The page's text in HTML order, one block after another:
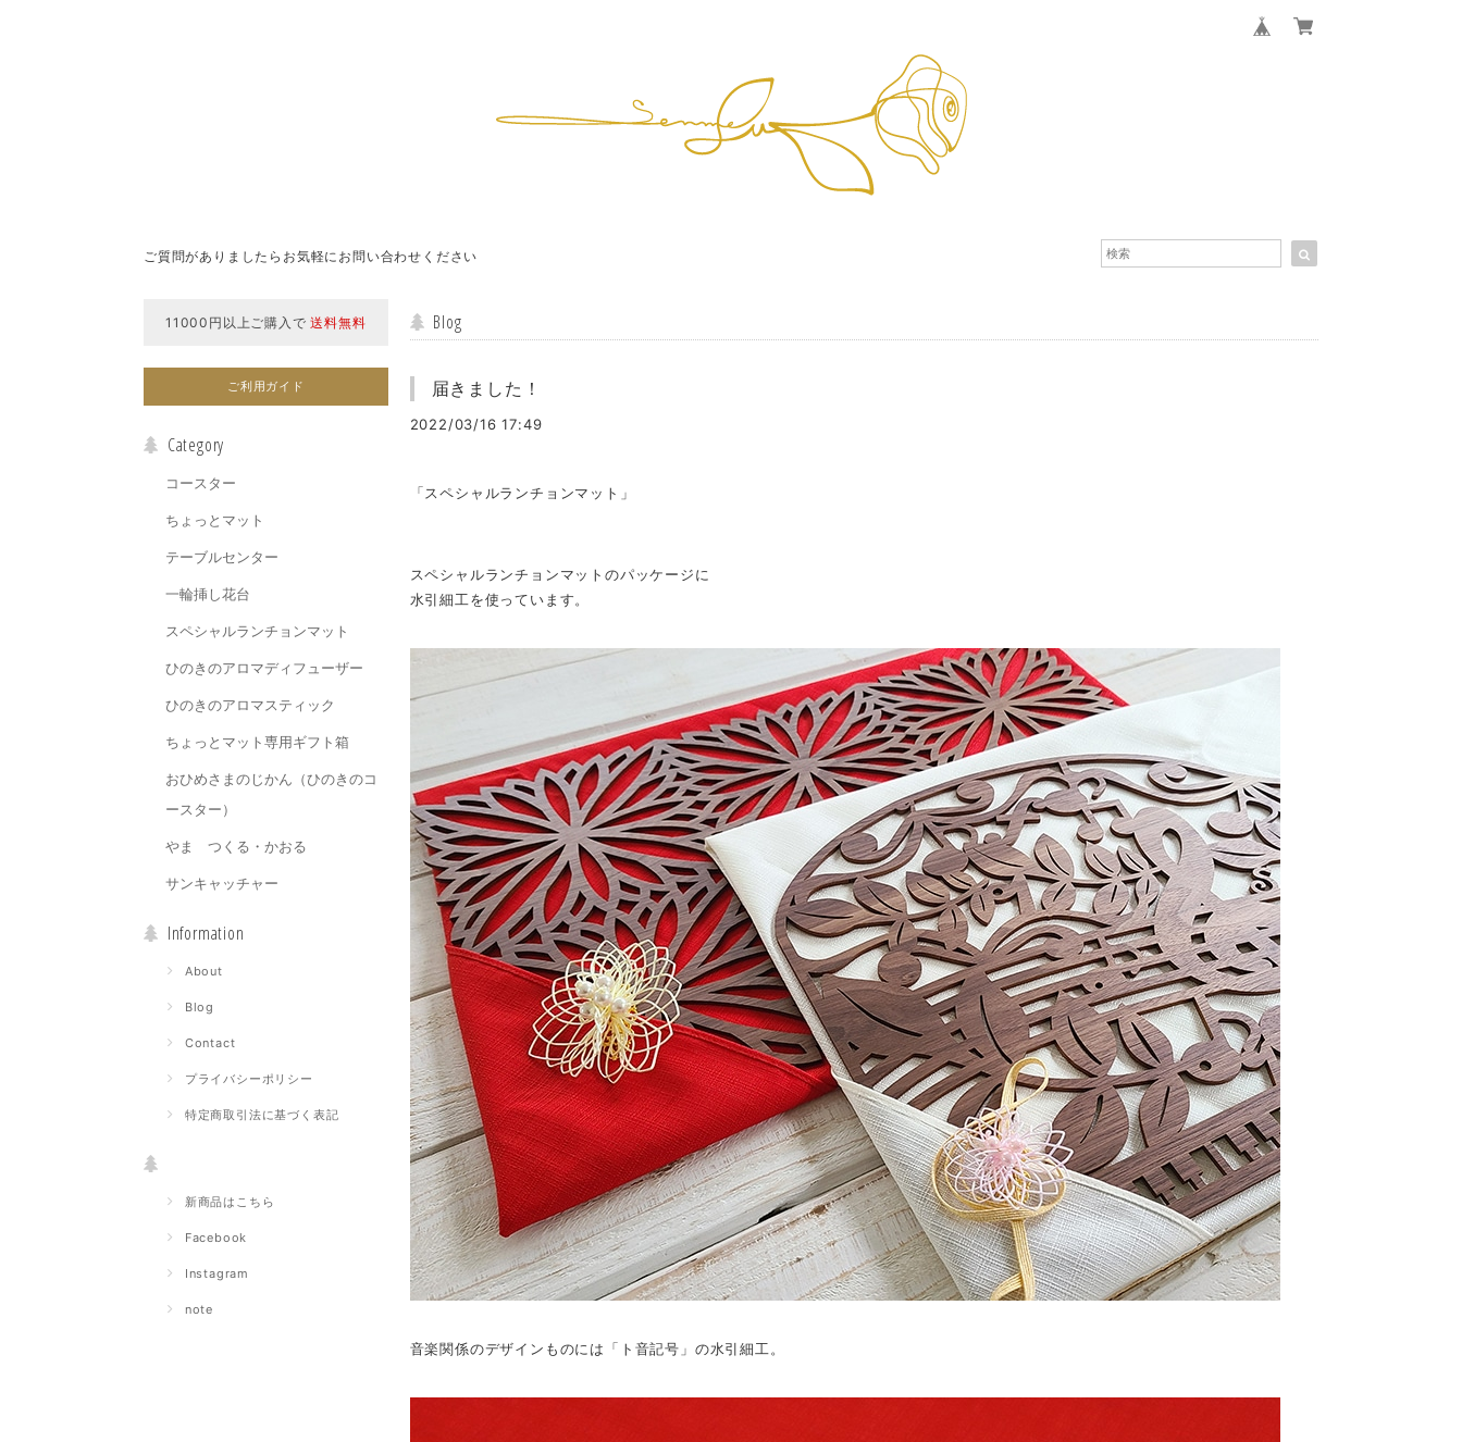
ご質問がありましたらお気軽にお問い合わせください
11000円以上ご購入で送料無料
ご利用ガイド
Category
コースター
ちょっとマット
テーブルセンター
一輪挿し花台
スペシャルランチョンマット
ひのきのアロマディフューザー
ひのきのアロマスティック
ちょっとマット専用ギフト箱
おひめさまのじかん（ひのきのコ
ースター）
やま つくる・かおる
サンキャッチャー
Information
About
Blog
Contact
プライバシーポリシー
特定商取引法に基づく表記
新商品はこちら
Facebook
Instagram
note
Blog
届きました！
2022/03/16 17:49
「スペシャルランチョンマット」
スペシャルランチョンマットのパッケージに
水引細工を使っています。
音楽関係のデザインものには「ト音記号」の水引細工。